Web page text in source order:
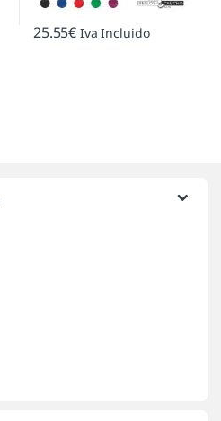
25.55€ Iva Incluido